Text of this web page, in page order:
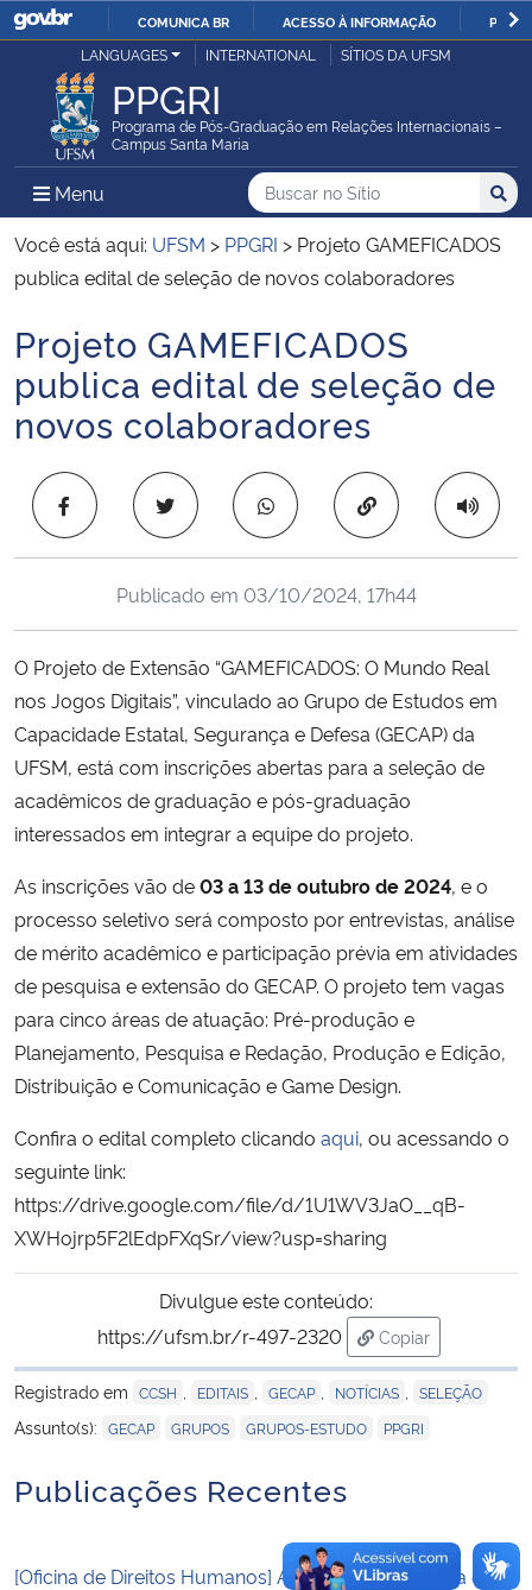
IR
O
COMUNICA BR ACESSO À INFORMAÇÃO
Ministério da Justiça e Segurança Pública
Ministério da Defesa
Ministério das Relações Exteriores
Ministério da Infraestrutura
Ministério da Agricultura, Pecuária e Abastecimento
Ministério da Educação
Ministério de Minas e Energia
Ministério da Ciência, Tecnologia, Inovações e Comunicações
Ministério do Meio Ambiente
Ministério do Desenvolvimento Regional
Controladoria-Geral da União
Ministério da Mulher, da Família e dos Direitos Humanos
Secretaria de Governo
Gabinete de Segurança Institucional
Advocacia-Geral da União
Banco Central do Brasil
Planalto
LANGUAGES INTERNATIONAL SÍTIOS DA UFSM
PPGRI
Programa de Pós-Graduação em Relações Internacionais –
Campus Santa Maria
Menu Menu Principal do Sítio
Busca
Buscar no no Sítio
Busca:
Você está aqui: UFSM > PPGRI > Projeto GAMEFICADOS
publica edital de seleção de novos colaboradores
Início do conteúdo
Projeto GAMEFICADOS
publica edital de seleção de
novos colaboradores
Copiar para área
Publicado em 03/10/2024, 17h44
O Projeto de Extensão “GAMEFICADOS: O Mundo Real
nos Jogos Digitais”, vinculado ao Grupo de Estudos em
Capacidade Estatal, Segurança e Defesa (GECAP) da
UFSM, está com inscrições abertas para a seleção de
acadêmicos de graduação e pós-graduação
interessados em integrar a equipe do projeto.
As inscrições vão de03 a 13 de outubro de 2024, e o
processo seletivo será composto por entrevistas, análise
de mérito acadêmico e participação prévia em atividades
de pesquisa e extensão do GECAP. O projeto tem vagas
para cinco áreas de atuação: Pré-produção e
Planejamento, Pesquisa e Redação, Produção e Edição,
Distribuição e Comunicação e Game Design.
Confira o edital completo clicando aqui, ou acessando o
seguinte link:
https://drive.google.com/file/d/1U1WV3JaO__qB-
XWHojrp5F2lEdpFXqSr/view?usp=sharing
Divulgue este conteúdo:
https://ufsm.br/r-497-2320
Copiar
para área de
Registrado em CCSH EDITAIS GECAP NOTÍCIAS SELEÇÃO
Assunto(s): GECAP GRUPOS GRUPOS-ESTUDO PPGRI
Publicações Recentes
[Oficina de Direitos Humanos] Agendas de pesquisa em